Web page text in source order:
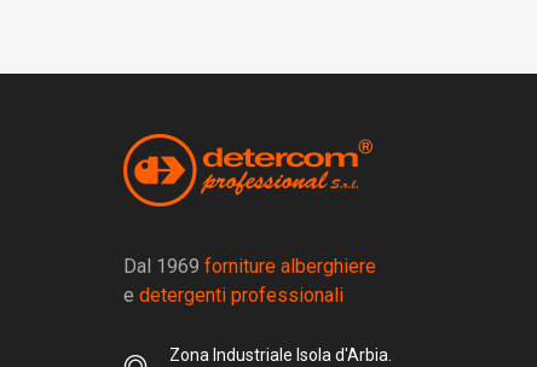
Dal 1969 forniture alberghiere
e detergenti professionali
Zona Industriale Isola d'Arbia.